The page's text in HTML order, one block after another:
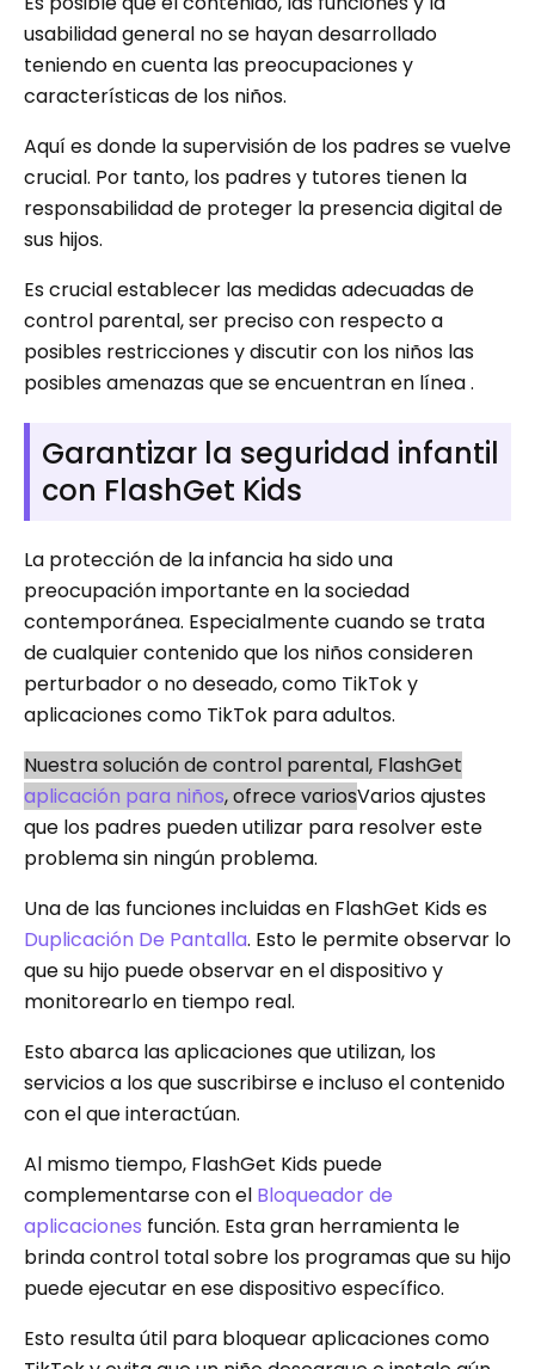
usabilidad general no se hayan desarrollado
teniendo en cuenta las preocupaciones y
características de los niños.
Aquí es donde la supervisión de los padres se vuelve
crucial. Por tanto, los padres y tutores tienen la
responsabilidad de proteger la presencia digital de
sus hijos.
Es crucial establecer las medidas adecuadas de
control parental, ser preciso con respecto a
posibles restricciones y discutir con los niños las
posibles amenazas que se encuentran en línea .
Garantizar la seguridad infantil
con FlashGet Kids
La protección de la infancia ha sido una
preocupación importante en la sociedad
contemporánea. Especialmente cuando se trata
de cualquier contenido que los niños consideren
perturbador o no deseado, como TikTok y
aplicaciones como TikTok para adultos.
Nuestra solución de control parental, FlashGet
aplicación para niños, ofrece variosVarios ajustes
que los padres pueden utilizar para resolver este
problema sin ningún problema.
Una de las funciones incluidas en FlashGet Kids es
Duplicación De Pantalla. Esto le permite observar lo
que su hijo puede observar en el dispositivo y
monitorearlo en tiempo real.
Esto abarca las aplicaciones que utilizan, los
servicios a los que suscribirse e incluso el contenido
con el que interactúan.
Al mismo tiempo, FlashGet Kids puede
complementarse con el Bloqueador de
aplicaciones función. Esta gran herramienta le
brinda control total sobre los programas que su hijo
puede ejecutar en ese dispositivo específico.
Esto resulta útil para bloquear aplicaciones como